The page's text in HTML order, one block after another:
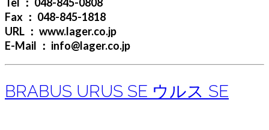
Fax ： 048-845-1818
URL ： www.lager.co.jp
E-Mail ： info@lager.co.jp
BRABUS URUS SE ウルス SE